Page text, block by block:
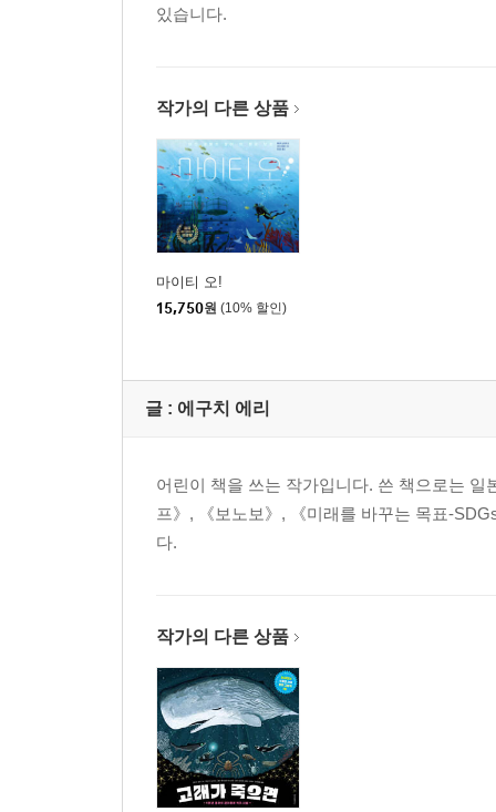
있습니다.
작가의 다른 상품
마이티 오!
15,750원 (10% 할인)
글 : 에구치 에리
어린이 책을 쓰는 작가입니다. 쓴 책으로는
프》, 《보노보》, 《미래를 바꾸는 목표-
다.
작가의 다른 상품